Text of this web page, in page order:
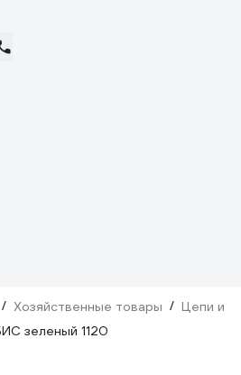
/ Хозяйственные товары / Цепи и